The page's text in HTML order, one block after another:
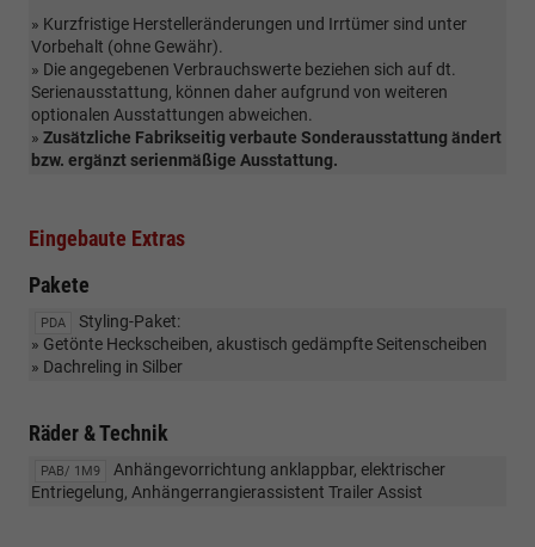
» Kurzfristige Herstelleränderungen und Irrtümer sind unter
Vorbehalt (ohne Gewähr).
» Die angegebenen Verbrauchswerte beziehen sich auf dt.
Serienausstattung, können daher aufgrund von weiteren
optionalen Ausstattungen abweichen.
» Zusätzliche Fabrikseitig verbaute Sonderausstattung ändert
bzw. ergänzt serienmäßige Ausstattung.
Eingebaute Extras
Pakete
PDA
Styling-Paket:
» Getönte Heckscheiben, akustisch gedämpfte Seitenscheiben
» Dachreling in Silber
Räder & Technik
PAB/ 1M9
Anhängevorrichtung anklappbar, elektrischer
Entriegelung, Anhängerrangierassistent Trailer Assist